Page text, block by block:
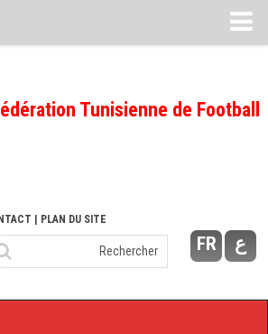
2020
Tunisienne de Football
FR ع
| PLAN DU SITE